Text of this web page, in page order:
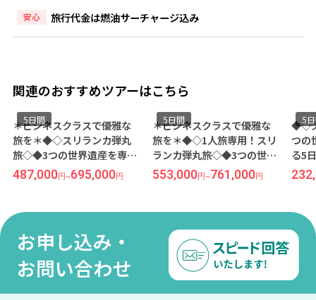
安心 旅行代金は燃油サーチャージ込み
関連のおすすめツアーはこちら
＊ビジネスクラスで優雅な
旅を＊◆◇スリランカ弾丸
旅◇◆3つの世界遺産を専用
車で巡る5日間＊『シギリ
ヤ』＆『ヤーラ』スーぺリ
発着 スリランカ航空利用
5日間
487,000円~695,000円
＊ビジネスクラスで優雅な
旅を＊◆◇1人旅専用！スリ
ランカ弾丸旅◇◆3つの世界
遺産を専用車で巡る5日間＊
『シギリヤ』＆『ヤーラ』
滞在 成田発着 スリランカ航
空利用
5日間
553,000円~761,000円
◆◇
つの
る5
『ヤ
ス
5
お申し込み・
お問い合わせ